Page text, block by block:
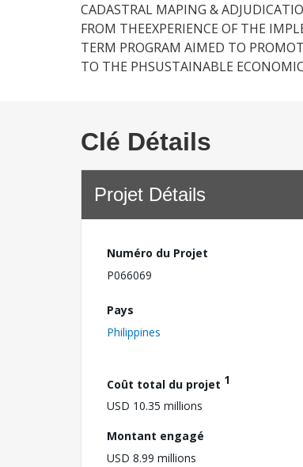
CADASTRAL MAPING &
FROM THEEXPERIENCE OF THE
TERM PROGRAM AIMED TO
TO THE PHSUSTAINABLE
Clé Détails
Projet Détails
Numéro du Projet
P066069
Pays
Philippines
Coût total du projet 1
USD 10.35 millions
Montant engagé
USD 8.99 millions